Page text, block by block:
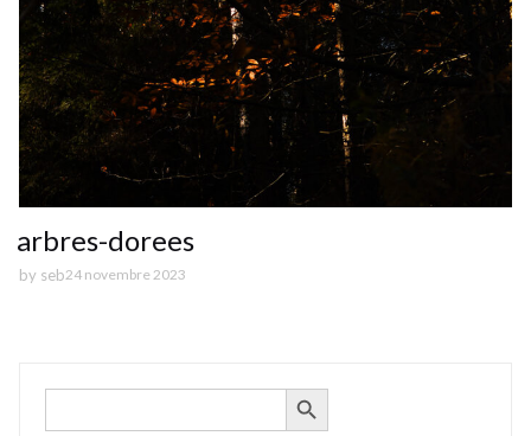
arbres-dorees
by seb24 novembre 2023
Search
SEARCH BUTTON